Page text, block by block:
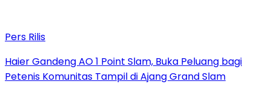
Pers Rilis
Haier Gandeng AO 1 Point Slam, Buka Peluang bagi
Petenis Komunitas Tampil di Ajang Grand Slam